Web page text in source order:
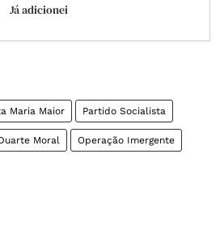
Já adicionei
Maria Maior Partido Socialista
Moral Operação Imergente